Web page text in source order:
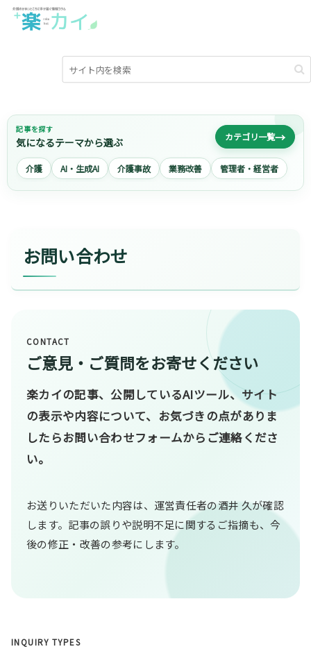
記事を探す
気になるテーマから選ぶ
介護 AI・生成AI 介護事故 業務改善 管理者・経営者
カテゴリ一覧→
お問い合わせ
CONTACT
ご意見・ご質問をお寄せください
楽カイの記事、公開しているAIツール、サイト
の表示や内容について、お気づきの点がありま
したらお問い合わせフォームからご連絡くださ
い。
お送りいただいた内容は、運営責任者の酒井 久が確認
します。記事の誤りや説明不足に関するご指摘も、今
後の修正・改善の参考にします。
INQUIRY TYPES